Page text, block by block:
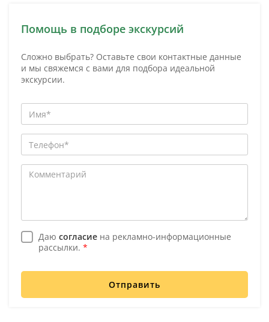
Помощь в подборе экскурсий
Сложно выбрать? Оставьте свои контактные данные
и мы свяжемся с вами для подбора идеальной
экскурсии.
Даю согласие на рекламно-информационные
рассылки. *
Отправить